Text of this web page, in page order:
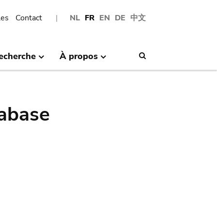
NL FR EN DE 中文
Contact
À propos